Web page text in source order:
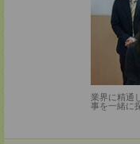
業界に精通
事を一緒に